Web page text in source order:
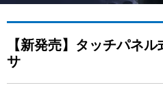
【新発売】タッチパネ
サ